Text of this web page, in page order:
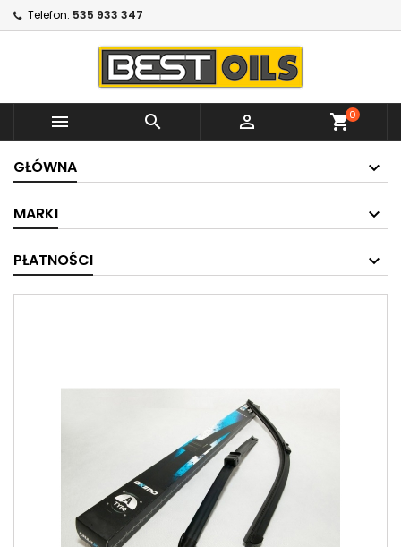
Telefon: 535 933 347
   shopping_cart0
GŁÓWNA
MARKI
PŁATNOŚCI